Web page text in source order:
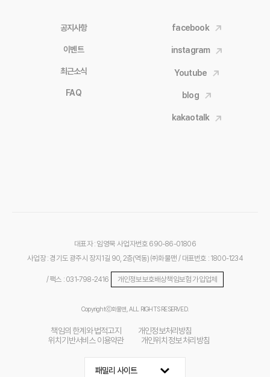
공지사항
이벤트
최근소식
FAQ
facebook
instagram
Youtube
blog
kakaotalk
대표자 : 임영묵 사업자번호 690-86-01806
사업장 : 경기도 광주시 장지1길 90, 2층(역동) ㈜화물맨 / 대표번호 : 1800-1234
/ 팩스 : 031-798-2416 개인정보보호배상책임보험 가입업체
Copyrightⓒ화물맨, ALL RIGHTS RESERVED.
책임의 한계와 법적고지
개인정보처리방침
위치기반서비스 이용약관
개인위치정보 처리방침